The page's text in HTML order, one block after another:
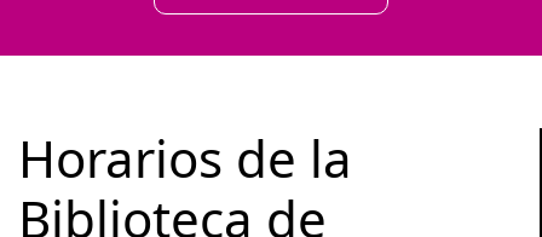
Horarios de la
Biblioteca de